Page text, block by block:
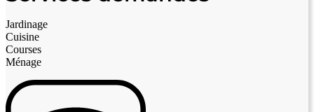
Jardinage
Cuisine
Courses
Ménage